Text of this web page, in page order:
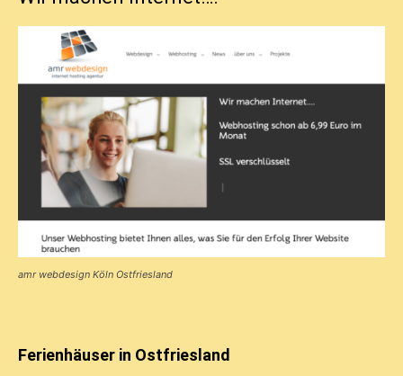
amr webdesign Köln Ostfriesland
Ferienhäuser in Ostfriesland